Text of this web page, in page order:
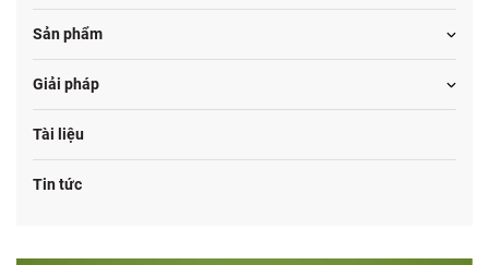
Sản phẩm
Giải pháp
Tài liệu
Tin tức